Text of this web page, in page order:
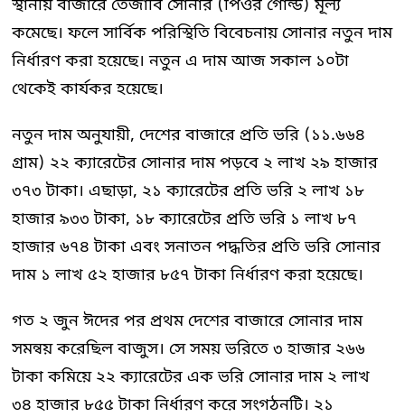
স্থানীয় বাজারে তেজাবি সোনার (পিওর গোল্ড) মূল্য
কমেছে। ফলে সার্বিক পরিস্থিতি বিবেচনায় সোনার নতুন দাম
নির্ধারণ করা হয়েছে। নতুন এ দাম আজ সকাল ১০টা
থেকেই কার্যকর হয়েছে।
নতুন দাম অনুযায়ী, দেশের বাজারে প্রতি ভরি (১১.৬৬৪
গ্রাম) ২২ ক্যারেটের সোনার দাম পড়বে ২ লাখ ২৯ হাজার
৩৭৩ টাকা। এছাড়া, ২১ ক্যারেটের প্রতি ভরি ২ লাখ ১৮
হাজার ৯৩৩ টাকা, ১৮ ক্যারেটের প্রতি ভরি ১ লাখ ৮৭
হাজার ৬৭৪ টাকা এবং সনাতন পদ্ধতির প্রতি ভরি সোনার
দাম ১ লাখ ৫২ হাজার ৮৫৭ টাকা নির্ধারণ করা হয়েছে।
গত ২ জুন ঈদের পর প্রথম দেশের বাজারে সোনার দাম
সমন্বয় করেছিল বাজুস। সে সময় ভরিতে ৩ হাজার ২৬৬
টাকা কমিয়ে ২২ ক্যারেটের এক ভরি সোনার দাম ২ লাখ
৩৪ হাজার ৮৫৫ টাকা নির্ধারণ করে সংগঠনটি। ২১